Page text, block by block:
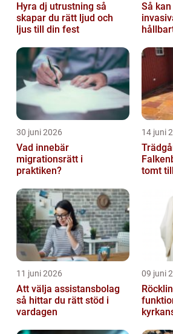
Hyra dj utrustning så
skapar du rätt ljud och
ljus till din fest
Så
30 juni 2026
Vad innebär
migrationsrätt i
praktiken?
14 juni
tomt
11 juni 2026
Att välja assistansbolag
så hittar du rätt stöd i
vardagen
09 juni